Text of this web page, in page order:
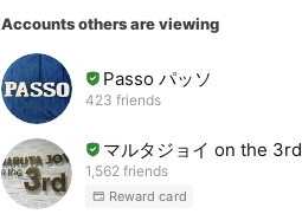
Accounts others are viewing
Passo パッソ
423 friends
マルタジョイ on the 3rd
1,562 friends
Reward card